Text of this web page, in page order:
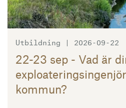
Utbildning | 2026-09-22
22-23 sep - Vad är
kommun?